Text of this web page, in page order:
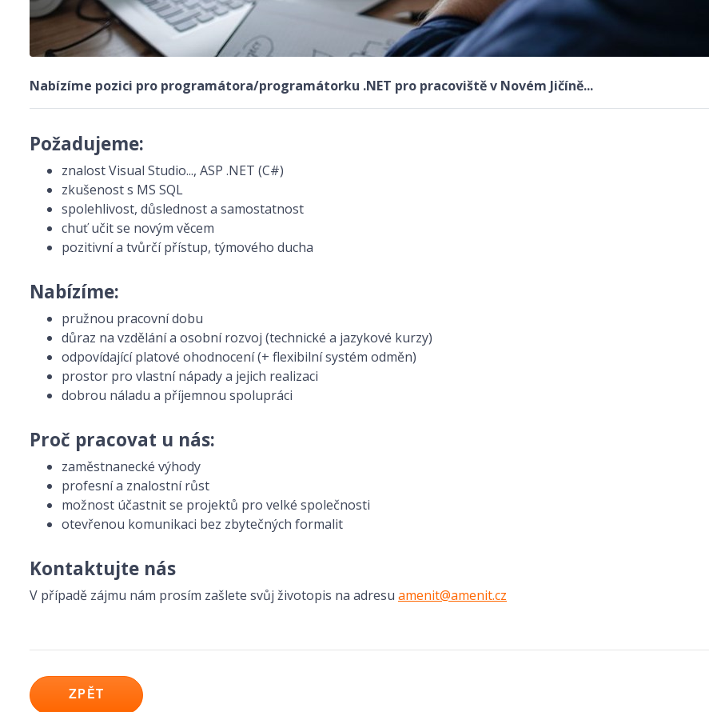
Nabízíme pozici pro programátora/programátorku .NET pro pracoviště v Novém Jičíně...
Požadujeme:
znalost Visual Studio..., ASP .NET (C#)
zkušenost s MS SQL
spolehlivost, důslednost a samostatnost
chuť učit se novým věcem
pozitivní a tvůrčí přístup, týmového ducha
Nabízíme:
pružnou pracovní dobu
důraz na vzdělání a osobní rozvoj (technické a jazykové kurzy)
odpovídající platové ohodnocení (+ flexibilní systém odměn)
prostor pro vlastní nápady a jejich realizaci
dobrou náladu a příjemnou spolupráci
Proč pracovat u nás:
zaměstnanecké výhody
profesní a znalostní růst
možnost účastnit se projektů pro velké společnosti
otevřenou komunikaci bez zbytečných formalit
Kontaktujte nás
V případě zájmu nám prosím zašlete svůj životopis na adresu amenit@amenit.cz
ZPĚT